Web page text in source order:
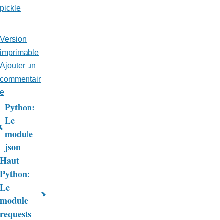
pickle
Version
imprimable
Ajouter un
commentair
e
Liens
transversaux
de
livre
pour
Trucs
Python:
Le
module
json
Haut
Python:
Le
module
requests